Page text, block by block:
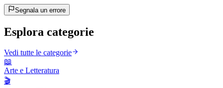
Segnala un errore
Esplora categorie
Vedi tutte le categorie
📖
Arte e Letteratura
🎬